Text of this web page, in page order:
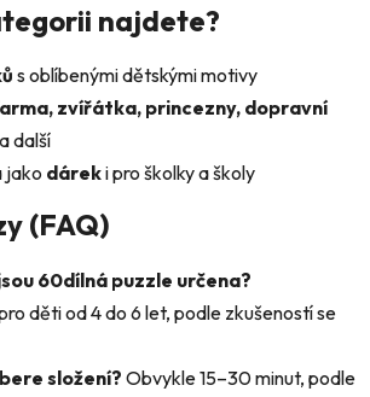
najdete?
s oblíbenými dětskými motivy
zvířátka, princezny, dopravní
a další
jako dáreki pro školky a školy
(FAQ)
60dílná puzzle určena?
děti od 4 do 6 let, podle zkušeností se
složení? Obvykle 15–30 minut, podle